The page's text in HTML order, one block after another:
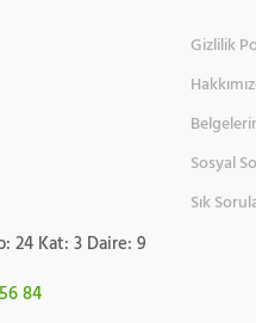
24 Kat: 3 Daire: 9
84
Gizlilik
Sosyal
Sık